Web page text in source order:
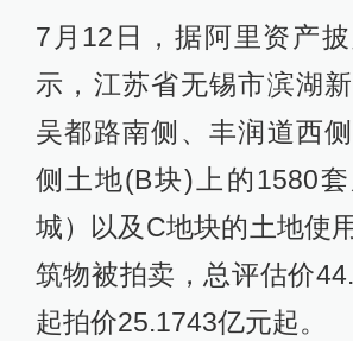
7月12日，据阿里资产
示，江苏省无锡市滨湖
吴都路南侧、丰润道西
侧土地(B块)上的1580
城）以及C地块的土地使
筑物被拍卖，总评估价
起拍价25.1743亿元起。